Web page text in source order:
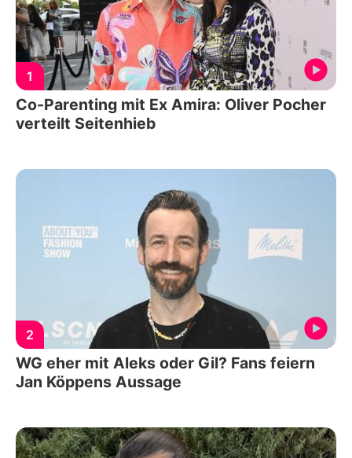
1
Co-Parenting mit Ex Amira: Oliver Pocher
verteilt Seitenhieb
2
WG eher mit Aleks oder Gil? Fans feiern
Jan Köppens Aussage